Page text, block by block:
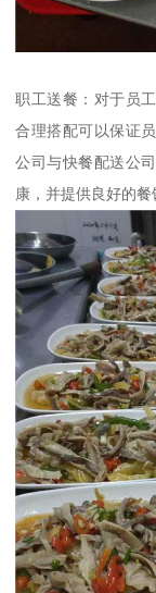
职工送餐：对于员
合理搭配可以保证
公司与快餐配送公
康，并提供良好的餐